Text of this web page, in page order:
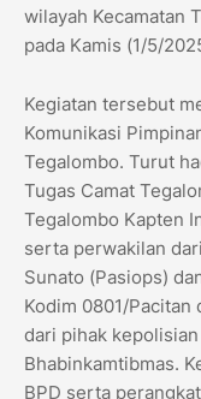
wilayah Kecamatan
pada Kamis (1/5/
Kegiatan tersebut
Komunikasi
Tegalombo. Turut
Tugas Camat
Tegalombo Kapten
serta perwakilan
Sunato (Pasiops)
Kodim 0801/
dari pihak
Bhabinkamtibmas.
BPD serta